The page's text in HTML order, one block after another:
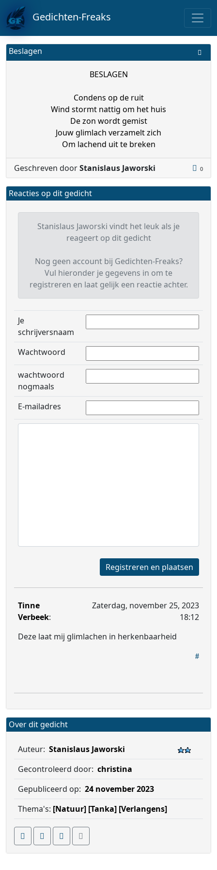
Gedichten-Freaks
Beslagen
BESLAGEN
Condens op de ruit
Wind stormt nattig om het huis
De zon wordt gemist
Jouw glimlach verzamelt zich
Om lachend uit te breken
Geschreven doorStanislaus Jaworski 0
Reacties op dit gedicht
Stanislaus Jaworski vindt het leuk als je
reageert op dit gedicht
Nog geen account bij Gedichten-Freaks?
Vul hieronder je gegevens in om te
registreren en laat gelijk een reactie achter.
Je
schrijversnaam
Wachtwoord
wachtwoord
nogmaals
E-mailadres
Registreren en plaatsen
Tinne
Verbeek:
Zaterdag, november 25, 2023
18:12
Deze laat mij glimlachen in herkenbaarheid
Over dit gedicht
Auteur: Stanislaus Jaworski
Gecontroleerd door: christina
Gepubliceerd op: 24 november 2023
Thema's: [Natuur] [Tanka] [Verlangens]